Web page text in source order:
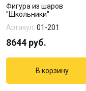
Фигура из шаров
"Школьники"
Артикул: 01-201
8644 руб.